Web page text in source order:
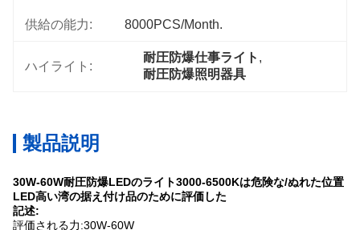
供給の能力: 8000PCS/Month.
ハイライト:
耐圧防爆仕事ライト ,
耐圧防爆照明器具
製品説明
30W-60W耐圧防爆LEDのライト3000-6500Kは危険な/ぬれた位置
LED高い湾の据え付け品のために評価した
記述:
評価される力:30W-60W